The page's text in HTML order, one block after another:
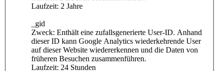
Laufzeit: 2 Jahre
_gid
Zweck: Enthält eine zufallsgenerierte User-ID. Anhand
dieser ID kann Google Analytics wiederkehrende User
auf dieser Website wiedererkennen und die Daten von
früheren Besuchen zusammenführen.
Laufzeit: 24 Stunden